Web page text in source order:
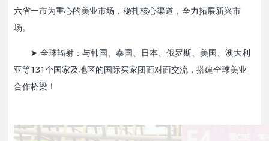
六省一市为重心的美业市场，稳扎核心渠道，全力拓展新兴市
场。
➤ 全球辐射：与韩国、泰国、日本、俄罗斯、美国、澳大利
亚等131个国家及地区的国际买家团面对面交流，搭建全球美业
合作桥梁！